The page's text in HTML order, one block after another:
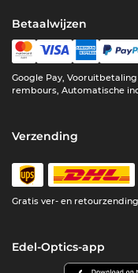
Betaalwijzen
Google Pay,
rembours, Automatische
Verzending
Gratis ver- en retourzending
Edel-Optics-app